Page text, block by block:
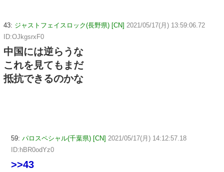
43: ジャストフェイスロック(長野県) [CN] 2021/05/17(月) 13:59:06.72
ID:OJkgsrxF0
中国には逆らうな
これを見てもまだ
抵抗できるのかな
59: パロスペシャル(千葉県) [CN] 2021/05/17(月) 14:12:57.18
ID:hBR0odYz0
>>43